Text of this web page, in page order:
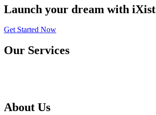
Launch your dream with iXist
Get Started Now
Our Services
About Us